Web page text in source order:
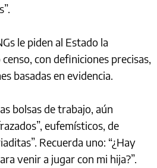
le piden al Estado la
con definiciones precisas,
basadas en evidencia.
bolsas de trabajo, aún
eufemísticos, de
Recuerda uno: “¿Hay
venir a jugar con mi hija?”.